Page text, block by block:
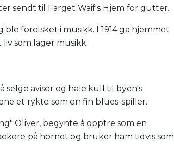
sendt til Farget Waif's Hjem for gutter.
forelsket i musikk. I 1914 ga hjemmet
som lager musikk.
selge aviser og hale kull til byen's
et rykte som en fin blues-spiller.
Oliver, begynte å opptre som en
på hornet og bruker ham tidvis som